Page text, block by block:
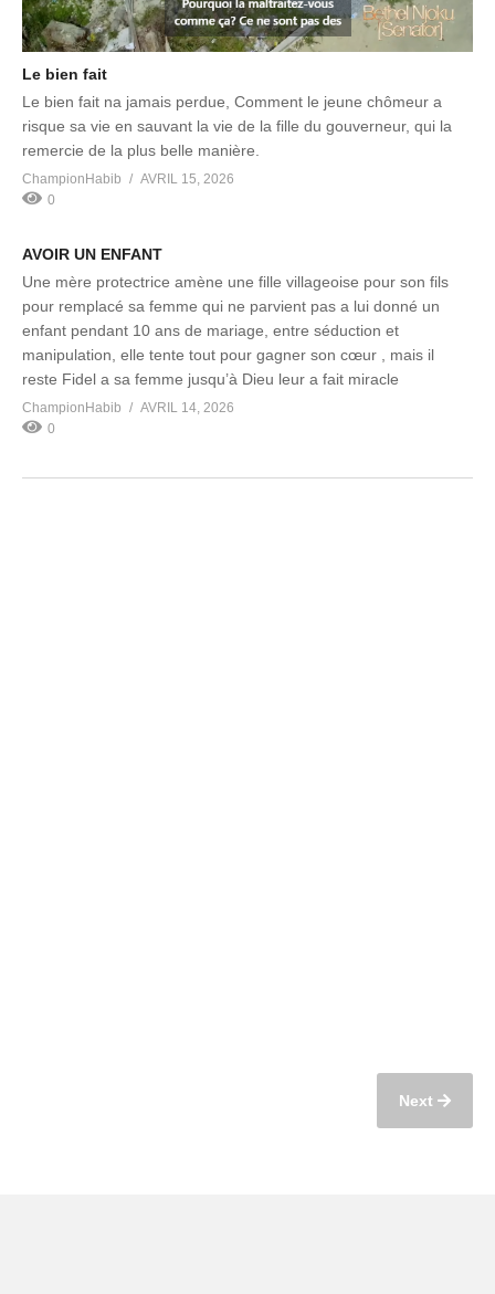
Le bien fait
Le bien fait na jamais perdue, Comment le jeune chômeur a
risque sa vie en sauvant la vie de la fille du gouverneur, qui la
remercie de la plus belle manière.
ChampionHabib
AVRIL 15, 2026
0
AVOIR UN ENFANT
Une mère protectrice amène une fille villageoise pour son fils
pour remplacé sa femme qui ne parvient pas a lui donné un
enfant pendant 10 ans de mariage, entre séduction et
manipulation, elle tente tout pour gagner son cœur , mais il
reste Fidel a sa femme jusqu’à Dieu leur a fait miracle
ChampionHabib
AVRIL 14, 2026
0
Next